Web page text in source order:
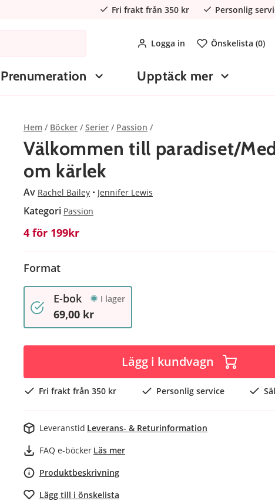
Fri frakt från 350 kr Personlig
Logga in Önskelista (0)
Prenumeration Upptäck mer
Hem Böcker Serier Passion
Välkommen till paradiset/
om kärlek
Av Rachel Bailey Jennifer Lewis
Kategori Passion
4 för 199kr
Format
E-bok I lager
69,00 kr
Lägg i kundvagn
Fri frakt från 350 kr Personlig service
Leveranstid Leverans- & Returinformation
FAQ e-böcker Läs mer
Produktbeskrivning
Lägg till i önskelista